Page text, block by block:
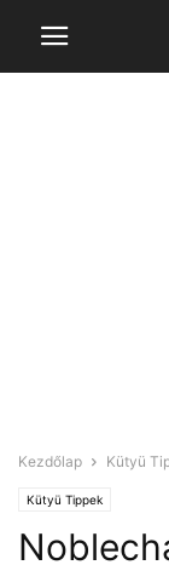
Kezdőlap Kütyü
Kütyü Tippek